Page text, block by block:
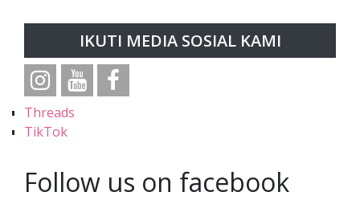
IKUTI MEDIA SOSIAL KAMI
Threads
TikTok
Follow us on facebook